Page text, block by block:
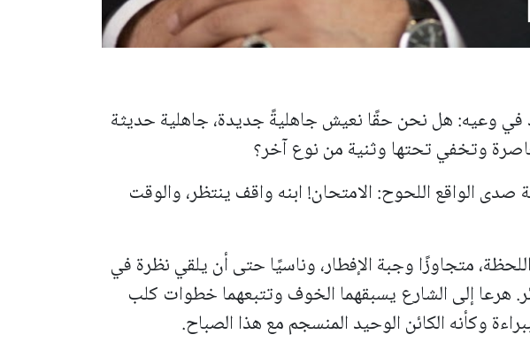
في وعيه: هل نحن حقًا نعيش جاهليةً جديدة، جاهلية حديثة
وتخفي تحتها وثنية من نوع آخر؟
صدى الواقع اللحوح: الامتحان! ابنه واقف ينتظر، والوقت
متجاوزًا وجبة الإفطار، وناسيًا حتى أن يلقي نظرة في
هرعا إلى الشارع يسبقهما الخوف وتتبعهما خطوات كلب
وكأنه الكائن الوحيد المنسجم مع هذا الصباح.